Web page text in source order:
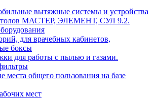
вытяжные системы и устройства
МАСТЕР, ЭЛЕМЕНТ, СУЛ 9.2.
для врачебных кабинетов,
боксы
для работы с пылью и газами.
места общего пользования на базе
мест